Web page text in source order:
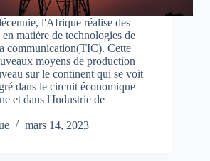
l'Afrique réalise des
matière de technologies de
communication(TIC). Cette
moyens de production
sur le continent qui se voit
dans le circuit économique
et dans l'Industrie de
mars 14, 2023